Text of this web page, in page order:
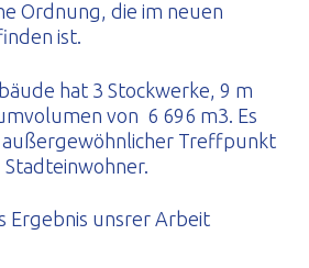
Ordnung, die im neuen
ist.
hat 3 Stockwerke, 9 m
von 6 696 m3. Es
außergewöhnlicher Treffpunkt
Ergebnis unsrer Arbeit